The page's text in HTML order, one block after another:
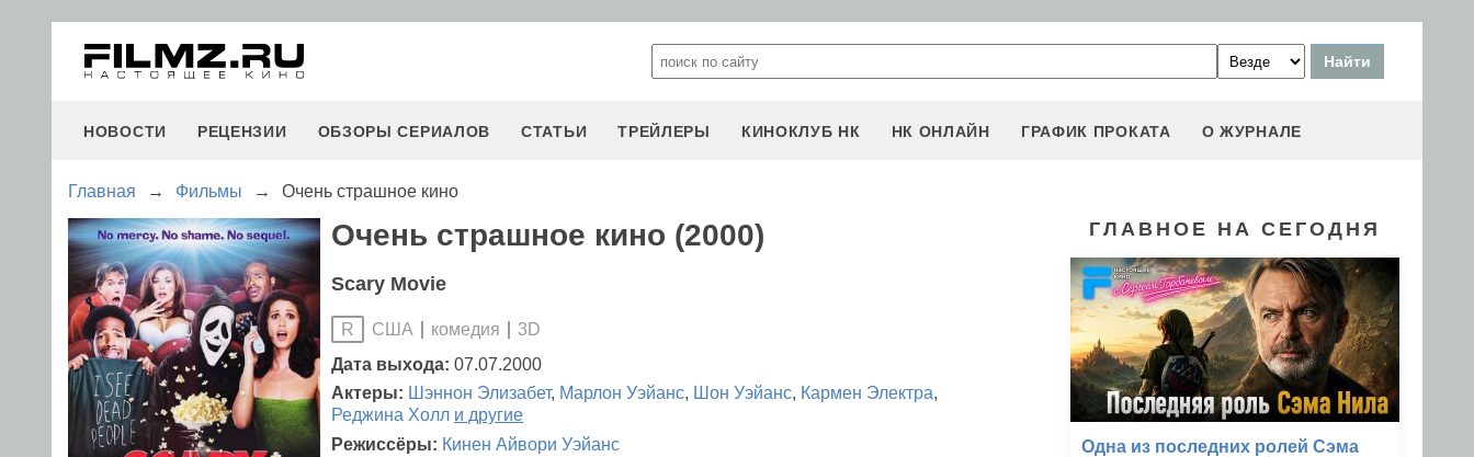
НОВОСТИ РЕЦЕНЗИИ ОБЗОРЫ СЕРИАЛОВ СТАТЬИ ТРЕЙЛЕРЫ КИНОКЛУБ НК НК ОНЛАЙН ГРАФИК ПРОКАТА О ЖУРНАЛЕ
Главная → Фильмы → Очень страшное кино
Очень страшное кино (2000)
Scary Movie
R США комедия
3D
Дата выхода: 07.07.2000
Актеры: Шэннон Элизабет, Марлон Уэйанс, Шон Уэйанс, Кармен Электра,
Реджина Холл и другие
Режиссёры: Кинен Айвори Уэйанс
ГЛАВНОЕ НА СЕГОДНЯ
Одна из последних ролей Сэма